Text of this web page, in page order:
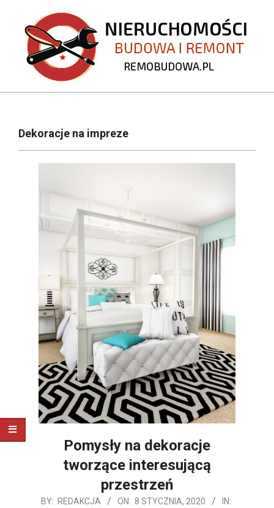
content
REMOBUDOWA.PL
NavigationDekoracje na impreze
Pomysły na dekoracje
tworzące interesującą
przestrzeń
2020-
BY: REDAKCJA ON: 8 STYCZNIA, 2020
IN: